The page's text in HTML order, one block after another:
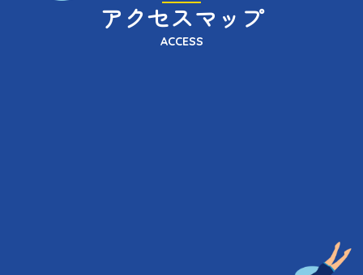
アクセスマップ
ACCESS